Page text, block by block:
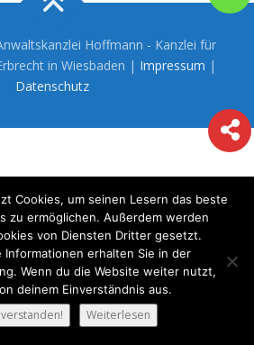
Hoffmann - Kanzlei für
in Wiesbaden | Impressum |
Datenschutz
Cookies, um seinen Lesern das beste
zu ermöglichen. Außerdem werden
von Diensten Dritter gesetzt.
Informationen erhalten Sie in der
Wenn du die Website weiter nutzt,
deinem Einverständnis aus.
Weiterlesen